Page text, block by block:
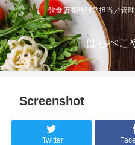
飲食店商品開発担当／管
はらぺこ
Screenshot
Twitter